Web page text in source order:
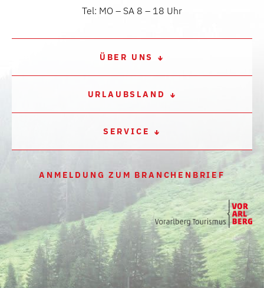
Tel: MO – SA 8 – 18 Uhr
ÜBER UNS
URLAUBSLAND
SERVICE
ANMELDUNG ZUM BRANCHENBRIEF